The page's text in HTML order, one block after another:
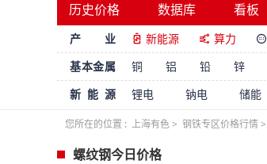
历史价格 数据库 看板
产 业  新能源  算力 
基本金属
铜 铝 铅 锌
新能源
锂电 钠电 储能
您所在的位置 : 上海有色> 钢铁专区价格行情>
螺纹钢今日价格